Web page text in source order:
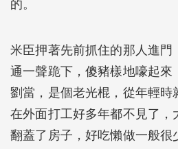
的。
米臣押著先前抓住的那人進門
通一聲跪下，傻豬樣地嚎起來
劉當，是個老光棍，從年輕時
在外面打工好多年都不見了，
翻蓋了房子，好吃懶做一般很